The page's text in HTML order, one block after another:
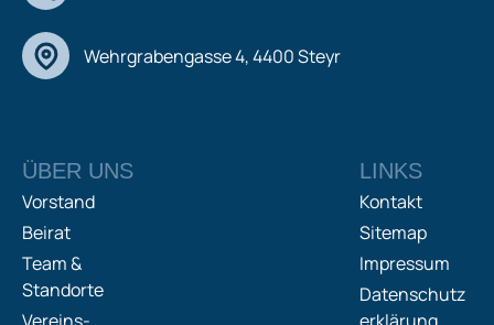
Wehrgrabengasse 4, 4400 Steyr
ÜBER UNS
Vorstand
Beirat
Team &
Standorte
LINKS
Kontakt
Sitemap
Impressum
Datenschutz